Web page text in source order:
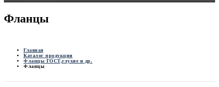
Фланцы
Главная
Каталог продукции
Фланцы ГОСТ,глухие и др.
Фланцы